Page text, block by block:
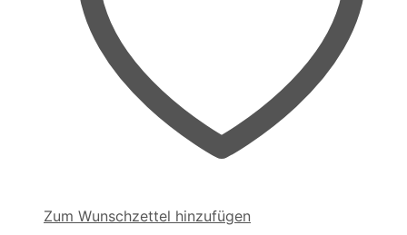
Zum Wunschzettel hinzufügen